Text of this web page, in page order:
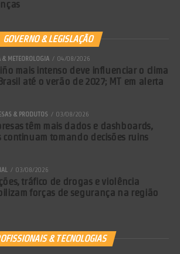
GOVERNO & LEGISLAÇÃO
& METEOROLOGIA 04/08/2026
mais intenso deve influenciar o clima
até o verão de 2027; MT em alerta
& PRODUTOS 03/08/2026
têm mais dados e dashboards,
continuam tomando decisões ruins
03/08/2026
tráfico de drogas e violência
forças de segurança na região
& TECNOLOGIAS